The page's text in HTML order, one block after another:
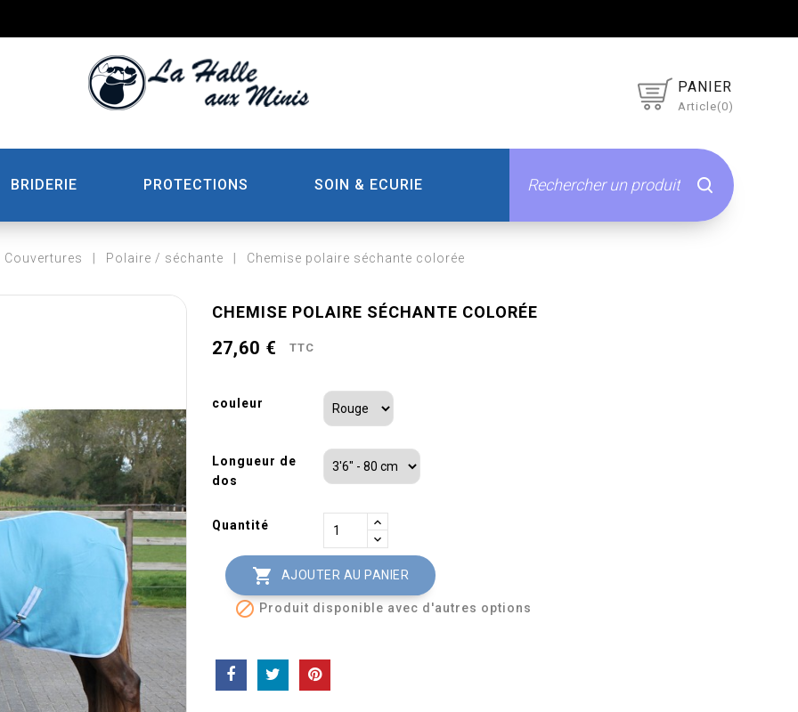
PANIER
Article(0)
BRIDERIE PROTECTIONS SOIN & ECURIE
Couvertures Polaire / séchante Chemise polaire séchante colorée
CHEMISE POLAIRE SÉCHANTE COLORÉE
27,60 € TTC
couleur
Longueur de
dos
Quantité
 AJOUTER AU PANIER
 Produit disponible avec d'autres options